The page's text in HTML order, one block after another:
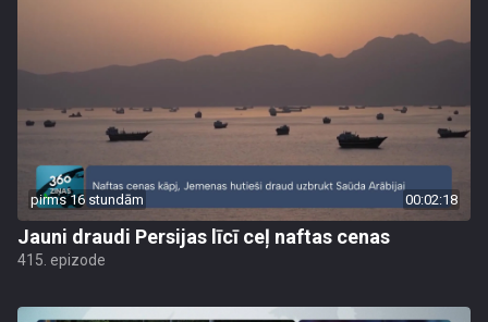
pirms 16 stundām 00:02:18
Jauni draudi Persijas līcī ceļ naftas cenas
415. epizode